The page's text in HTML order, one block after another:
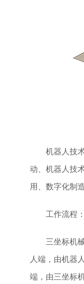
机器人技
动、机器人技
用、数字化制
工作流程：
三坐标机
人端，由机器
端，由三坐标